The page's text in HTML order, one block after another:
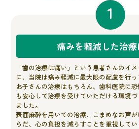
1
痛みを軽減した治
「歯の治療は痛い」という患者さんのイ
に、当院は痛み軽減に最大限の配慮を行っ
お子さんの治療はもちろん、歯科医院に
も安心して治療を受けていただける環境
ました。
表面麻酔を用いての治療、こまめなお声
らだ、心の負担を減らすことを重視してい